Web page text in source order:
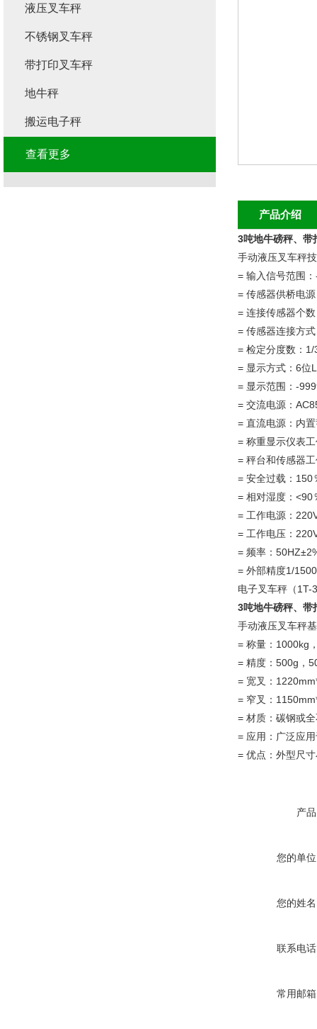
产品介绍
3吨地牛磅秤、带
手动液压叉车秤
= 输入信号范围
= 传感器供桥电
= 连接传感器个
= 传感器连接方
= 检定分度数：1/
= 显示方式：6位
= 显示范围：-
= 交流电源：
= 直流电源：内
= 称重显示仪表
= 秤台和传感器
= 安全过载：150
= 相对湿度：<90
= 工作电源：
= 工作电压：
= 频率：
= 外部精度1/
电子叉车秤（1T-
3吨地牛磅秤、带
手动液压叉车秤
= 称量：1000kg
= 精度：500g，
= 宽叉：
= 窄叉：
= 材质：碳钢或
= 应用：广泛应
= 优点：外型尺
产
您的单
您的姓
联系电
常用邮
液压叉车秤
不锈钢叉车秤
带打印叉车秤
地牛秤
搬运电子秤
查看更多